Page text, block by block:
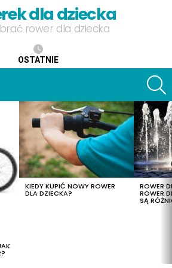
dla dziecka
rower dla dziecka
OSTATNIE
KIEDY KUPIĆ NOWY ROWER
DLA DZIECKA?
ROWER
ROWER
SĄ